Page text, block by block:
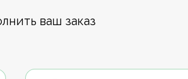
ваш заказ